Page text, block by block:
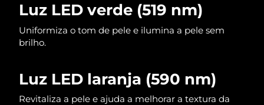
Luz LED verde (519 nm)
Uniformiza o tom de pele e ilumina a pele sem
brilho.
Luz LED laranja (590 nm)
Revitaliza a pele e ajuda a melhorar a textura da
Reunião Entrega prevista
Romênia
Rússia Entrega prevista
Arábia Saudita Entrega prevista 8/11/26